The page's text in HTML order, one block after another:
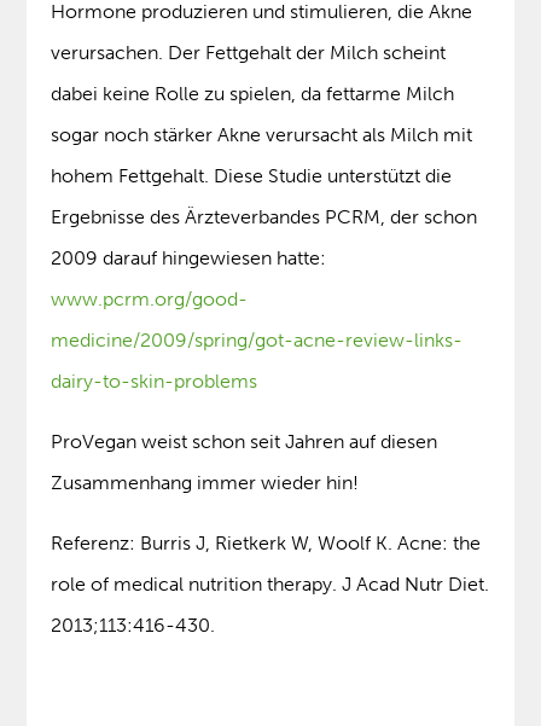
Hormone produzieren und stimulieren, die Akne
verursachen. Der Fettgehalt der Milch scheint
dabei keine Rolle zu spielen, da fettarme Milch
sogar noch stärker Akne verursacht als Milch mit
hohem Fettgehalt. Diese Studie unterstützt die
Ergebnisse des Ärzteverbandes PCRM, der schon
2009 darauf hingewiesen hatte:
www.pcrm.org/good-
medicine/2009/spring/got-acne-review-links-
dairy-to-skin-problems
ProVegan weist schon seit Jahren auf diesen
Zusammenhang immer wieder hin!
Referenz: Burris J, Rietkerk W, Woolf K. Acne: the
role of medical nutrition therapy. J Acad Nutr Diet.
2013;113:416-430.